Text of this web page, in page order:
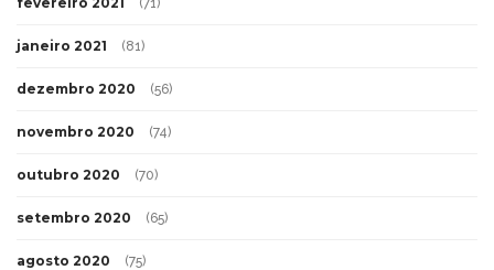
janeiro 2021 (81)
dezembro 2020 (56)
novembro 2020 (74)
outubro 2020 (70)
setembro 2020 (65)
agosto 2020 (75)